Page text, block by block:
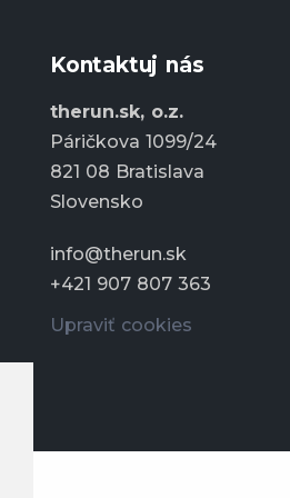
Kontaktuj nás
therun.sk, o.z.
Páričkova 1099/24
821 08 Bratislava
Slovensko
info@therun.sk
+421 907 807 363
Upraviť cookies